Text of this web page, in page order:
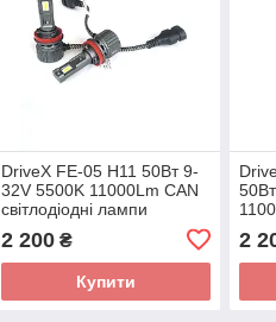
DriveX FE-05 H11 50Вт 9-
32V 5500K 11000Lm CAN
світлодіодні лампи
2 200₴
Купити
2